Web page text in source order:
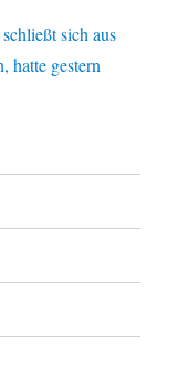
sich aus
hatte gestern